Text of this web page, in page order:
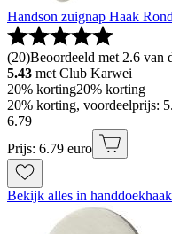
Handson zuignap Haak
(20)Beoordeeld met 2.6 van
5.43 met Club Karwei
20% korting20% korting
20% korting, voordeelprijs:
6.79
Prijs: 6.79 euro
Bekijk alles in handdoekhaak